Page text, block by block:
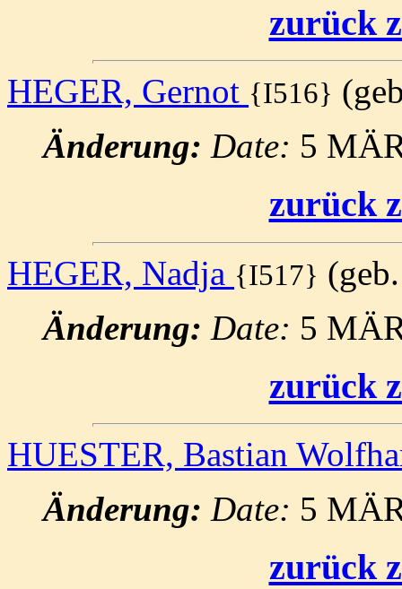
zurück
HEGER, Gernot {I516}
Änderung: Date: 5
zurück
HEGER, Nadja {I517}
Änderung: Date: 5
zurück
HUESTER, Bastian
Änderung: Date: 5
zurück